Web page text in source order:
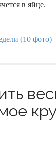
в яйце.